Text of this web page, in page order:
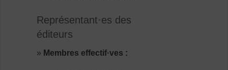
Représentant·es des
éditeurs
» Membres effectif·ves :